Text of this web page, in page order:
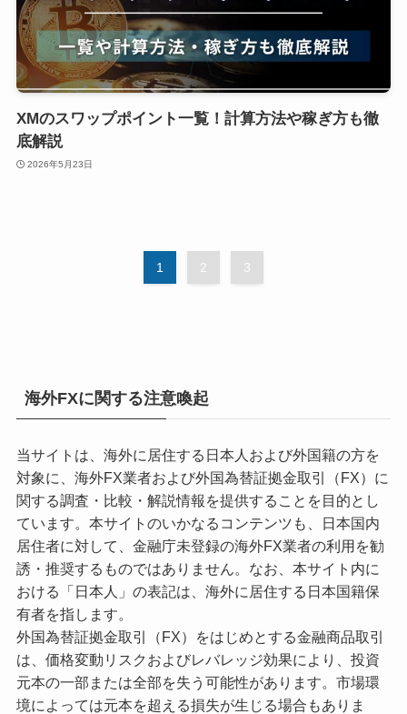
XMのスワップポイント一覧！計算方法や稼ぎ方も徹
底解説
2026年5月23日
1 2 3
海外FXに関する注意喚起
当サイトは、海外に居住する日本人および外国籍の方を
対象に、海外FX業者および外国為替証拠金取引（FX）に
関する調査・比較・解説情報を提供することを目的とし
ています。本サイトのいかなるコンテンツも、日本国内
居住者に対して、金融庁未登録の海外FX業者の利用を勧
誘・推奨するものではありません。なお、本サイト内に
おける「日本人」の表記は、海外に居住する日本国籍保
有者を指します。
外国為替証拠金取引（FX）をはじめとする金融商品取引
は、価格変動リスクおよびレバレッジ効果により、投資
元本の一部または全部を失う可能性があります。市場環
境によっては元本を超える損失が生じる場合もありま